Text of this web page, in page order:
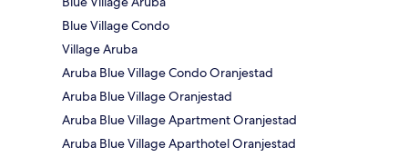
Blue Village Condo
Village Aruba
Aruba Blue Village Condo Oranjestad
Aruba Blue Village Oranjestad
Aruba Blue Village Apartment Oranjestad
Aruba Blue Village Aparthotel Oranjestad